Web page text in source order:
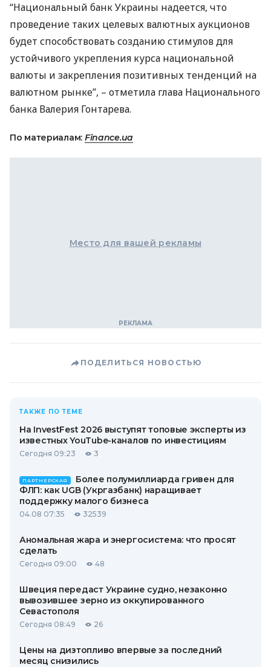
“Национальный банк Украины надеется, что
проведение таких целевых валютных аукционов
будет способствовать созданию стимулов для
устойчивого укрепления курса национальной
валюты и закрепления позитивных тенденций на
валютном рынке”, – отметила глава Национального
банка Валерия Гонтарева.
По материалам: Finance.ua
Место для вашей рекламы
ПОДЕЛИТЬСЯ НОВОСТЬЮ
ТАКЖЕ ПО ТЕМЕ
На InvestFest 2026 выступят топовые эксперты из
известных YouTube-каналов по инвестициям
Сегодня 09:23 3
ПАРТНЕРСКАЯ
Более полумиллиарда гривен для
ФЛП: как UGB (Укргазбанк) наращивает
поддержку малого бизнеса
04.08 07:35 32539
Аномальная жара и энергосистема: что просят
сделать
Сегодня 09:00 48
Швеция передаст Украине судно, незаконно
вывозившее зерно из оккупированного
Севастополя
Сегодня 08:49 26
Цены на дизтопливо впервые за последний
месяц снизились